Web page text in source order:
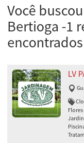
Você
Bertioga -1
encontrados
LV